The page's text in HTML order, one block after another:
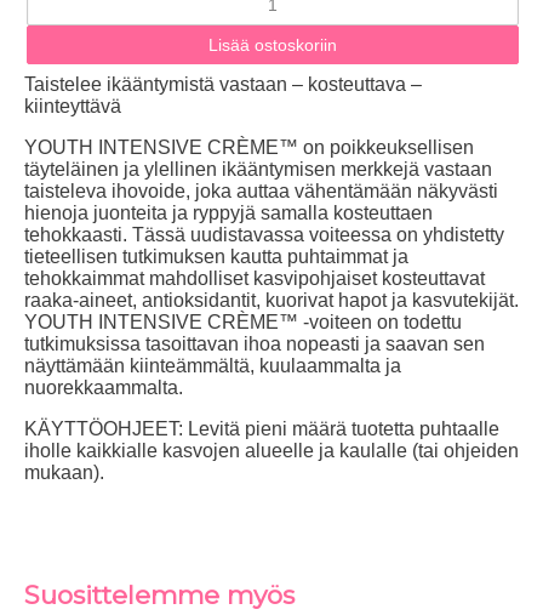
Taistelee ikääntymistä vastaan – kosteuttava –
kiinteyttävä
YOUTH INTENSIVE CRÈME™ on poikkeuksellisen
täyteläinen ja ylellinen ikääntymisen merkkejä vastaan
taisteleva ihovoide, joka auttaa vähentämään näkyvästi
hienoja juonteita ja ryppyjä samalla kosteuttaen
tehokkaasti. Tässä uudistavassa voiteessa on yhdistetty
tieteellisen tutkimuksen kautta puhtaimmat ja
tehokkaimmat mahdolliset kasvipohjaiset kosteuttavat
raaka-aineet, antioksidantit, kuorivat hapot ja kasvutekijät.
YOUTH INTENSIVE CRÈME™ -voiteen on todettu
tutkimuksissa tasoittavan ihoa nopeasti ja saavan sen
näyttämään kiinteämmältä, kuulaammalta ja
nuorekkaammalta.
KÄYTTÖOHJEET: Levitä pieni määrä tuotetta puhtaalle
iholle kaikkialle kasvojen alueelle ja kaulalle (tai ohjeiden
mukaan).
Suosittelemme myös